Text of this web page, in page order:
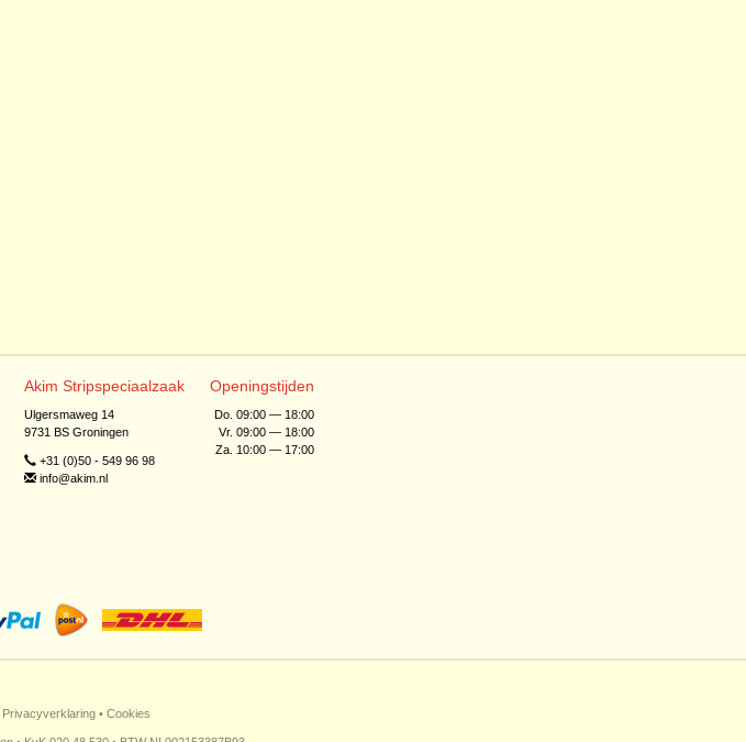
Akim Stripspeciaalzaak
Ulgersmaweg 14
9731 BS Groningen
+31 (0)50 - 549 96 98
info@akim.nl
Openingstijden
Do. 09:00 — 18:00
Vr. 09:00 — 18:00
Za. 10:00 — 17:00
Privacyverklaring • Cookies